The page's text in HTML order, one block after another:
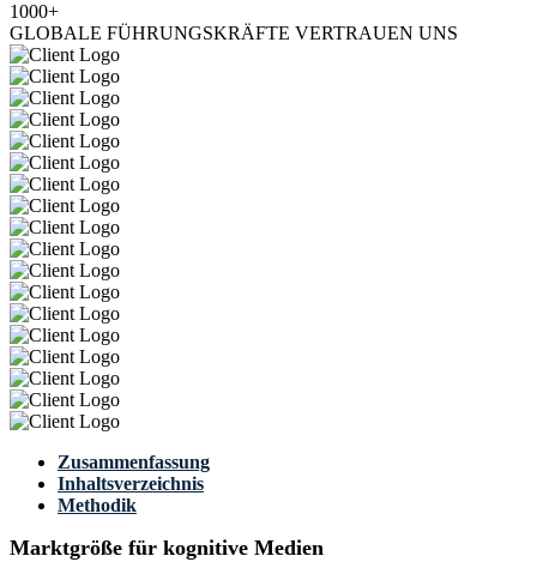
1000+
GLOBALE FÜHRUNGSKRÄFTE VERTRAUEN UNS
Zusammenfassung
Inhaltsverzeichnis
Methodik
Marktgröße für kognitive Medien